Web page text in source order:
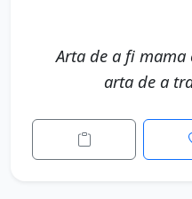
Arta de a fi
arta de a